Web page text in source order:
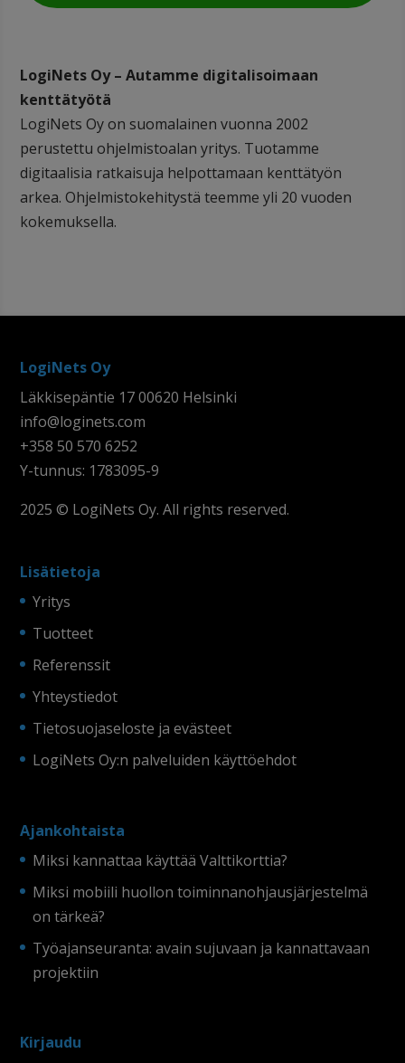
LogiNets Oy – Autamme digitalisoimaan
kenttätyötä
LogiNets Oy on suomalainen vuonna 2002
perustettu ohjelmistoalan yritys. Tuotamme
digitaalisia ratkaisuja helpottamaan kenttätyön
arkea. Ohjelmistokehitystä teemme yli 20 vuoden
kokemuksella.
LogiNets Oy
Läkkisepäntie 17 00620 Helsinki
info@loginets.com
+358 50 570 6252
Y-tunnus: 1783095-9
2025 © LogiNets Oy. All rights reserved.
Lisätietoja
Yritys
Tuotteet
Referenssit
Yhteystiedot
Tietosuojaseloste ja evästeet
LogiNets Oy:n palveluiden käyttöehdot
Ajankohtaista
Miksi kannattaa käyttää Valttikorttia?
Miksi mobiili huollon toiminnanohjausjärjestelmä
on tärkeä?
Työajanseuranta: avain sujuvaan ja kannattavaan
projektiin
Kirjaudu